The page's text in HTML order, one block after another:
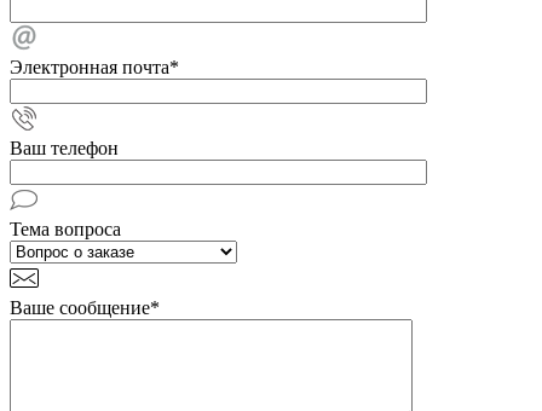
Электронная почта*
Ваш телефон
Тема вопроса
Ваше сообщение*